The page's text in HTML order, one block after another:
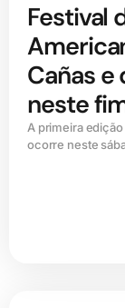
Festival
Cañas e
neste
A primeira
ocorre neste